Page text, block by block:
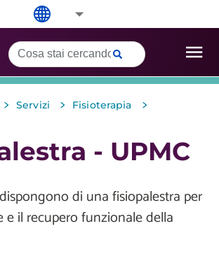
> Servizi > Fisioterapia >
- UPMC
di una fisiopalestra per
e il recupero funzionale della